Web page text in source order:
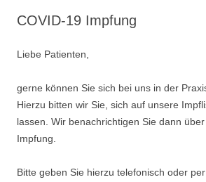
COVID-19 Impfung
Liebe Patienten,
gerne können Sie sich bei uns in der
Hierzu bitten wir Sie, sich auf unsere
lassen. Wir benachrichtigen Sie dann
Impfung.
Bitte geben Sie hierzu telefonisch oder